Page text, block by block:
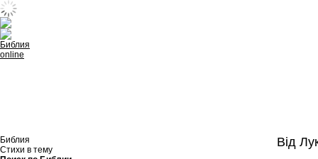
Библия
Стихи в тему
Від